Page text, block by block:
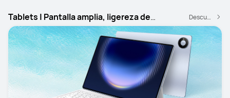
Tablets | Pantalla amplia, ligereza de
estación
Descubre más